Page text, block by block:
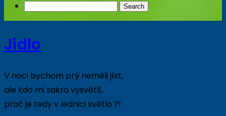
Jídlo
V noci bychom prý neměli jíst,
ale kdo mi sakra vysvětlí,
proč je tedy v lednici světlo ?!